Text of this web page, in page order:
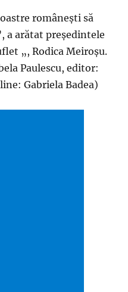
româneşti să
a arătat preşedintele
„, Rodica Meiroşu.
Paulescu, editor:
Gabriela Badea)